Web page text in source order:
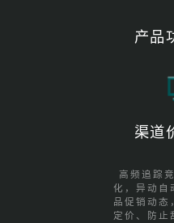
产品
渠道
高频追踪
化，异动自
品促销动态
定价、防止